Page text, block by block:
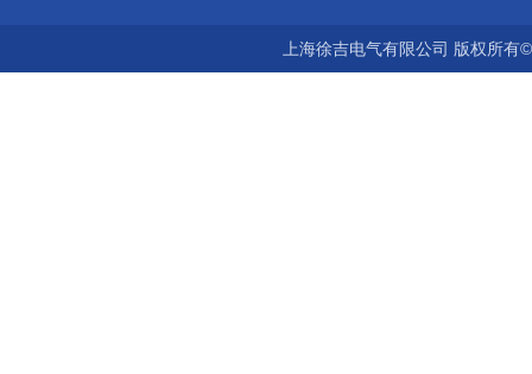
上海徐吉电气有限公司 版权所